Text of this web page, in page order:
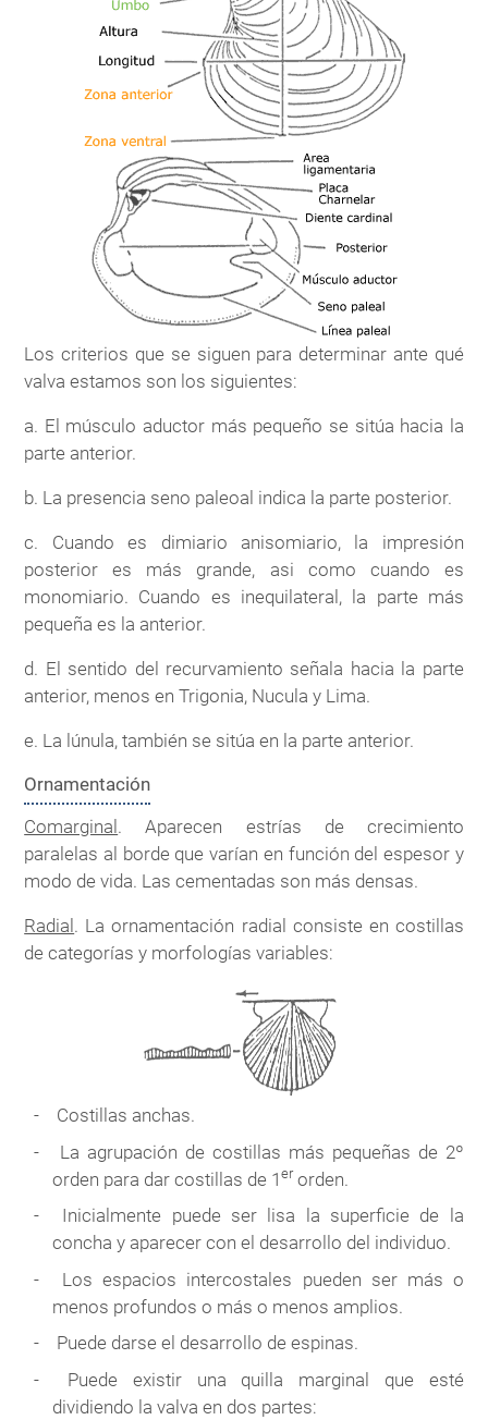
Los criterios que se siguen para determinar ante qué
valva estamos son los siguientes:
a. El músculo aductor más pequeño se sitúa hacia la
parte anterior.
b. La presencia seno paleoal indica la parte posterior.
c. Cuando es dimiario anisomiario, la impresión
posterior es más grande, asi como cuando es
monomiario. Cuando es inequilateral, la parte más
pequeña es la anterior.
d. El sentido del recurvamiento señala hacia la parte
anterior, menos en Trigonia, Nucula y Lima.
e. La lúnula, también se sitúa en la parte anterior.
Ornamentación
Comarginal. Aparecen estrías de crecimiento
paralelas al borde que varían en función del espesor y
modo de vida. Las cementadas son más densas.
Radial. La ornamentación radial consiste en costillas
de categorías y morfologías variables:
Costillas anchas.
La agrupación de costillas más pequeñas de 2º
orden para dar costillas de 1erorden.
Inicialmente puede ser lisa la superficie de la
concha y aparecer con el desarrollo del individuo.
Los espacios intercostales pueden ser más o
menos profundos o más o menos amplios.
Puede darse el desarrollo de espinas.
Puede existir una quilla marginal que esté
dividiendo la valva en dos partes: